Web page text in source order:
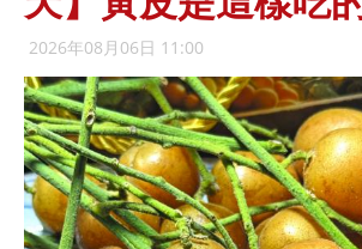
2026年08月06日 11:00